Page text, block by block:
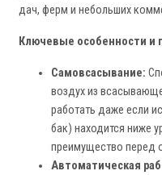
дач, ферм и небольших
Ключевые особенности и
Самовсасывание:
воздух из
работать даже если
бак) находится ниже
преимущество перед
Автоматическая